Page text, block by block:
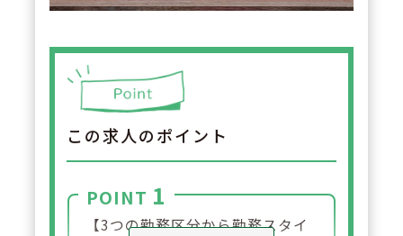
この求人のポイント
POINT 1
【3つの勤務区分から勤務スタイ